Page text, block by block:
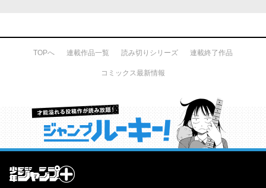
TOPへ 連載作品一覧 読み切りシリーズ 連載終了作品
コミックス最新情報
才能溢れる投稿作が読み放題！ ジャンプルーキー！